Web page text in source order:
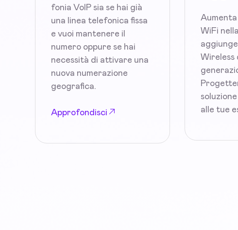
fonia VoIP sia se hai già
una linea telefonica fissa
e vuoi mantenere il
numero oppure se hai
necessità di attivare una
nuova numerazione
geografica.
Approfondisci
WiFi
Wireless
alle tue